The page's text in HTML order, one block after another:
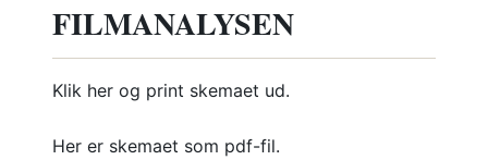
FILMANALYSEN
Klik her og print skemaet ud.
Her er skemaet som pdf-fil.